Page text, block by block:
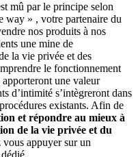
mû par le principe selon
way » , votre partenaire du
nos produits à nos
une mine de
la vie privée et des
le fonctionnement
une valeur
d’intimité s’intègreront dans
existants. Afin de
et répondre au mieux à
de la vie privée et du
vous appuyer sur un